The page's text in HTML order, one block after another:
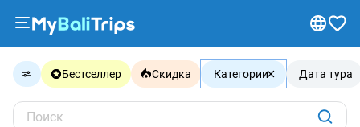
Туры
и
экскурсии
Бестселлер Скидка Категории Дата тура
Поиск